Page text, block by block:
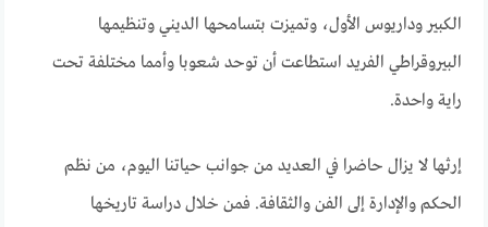
الكبير وداريوس الأول، وتميزت بتسامحها الديني وتنظيمها
البيروقراطي الفريد استطاعت أن توحد شعوبا وأمما مختلفة تحت
راية واحدة.
إرثها لا يزال حاضرا في العديد من جوانب حياتنا اليوم، من نظم
الحكم والإدارة إلى الفن والثقافة. فمن خلال دراسة تاريخها